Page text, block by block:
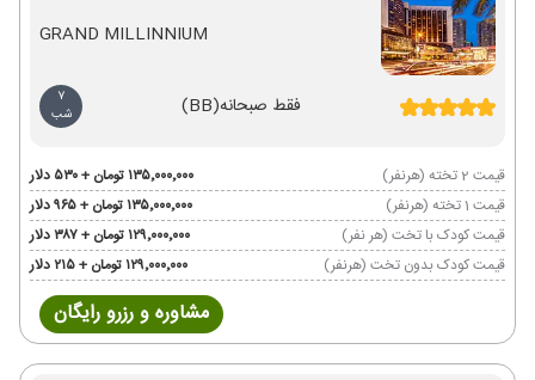
GRAND MILLINNIUM
فقط صبحانه(BB)
7
شب
قیمت 2 تخته (هرنفر)
۱۳۵٬۰۰۰٬۰۰۰ تومان + ۵۳۰ دلار
قیمت 1 تخته (هرنفر)
۱۳۵٬۰۰۰٬۰۰۰ تومان + ۹۶۵ دلار
قیمت کودک با تخت (هر نفر)
۱۲۹٬۰۰۰٬۰۰۰ تومان + ۳۸۷ دلار
قیمت کودک بدون تخت (هرنفر)
۱۲۹٬۰۰۰٬۰۰۰ تومان + ۲۱۵ دلار
مشاوره و رزرو رایگان